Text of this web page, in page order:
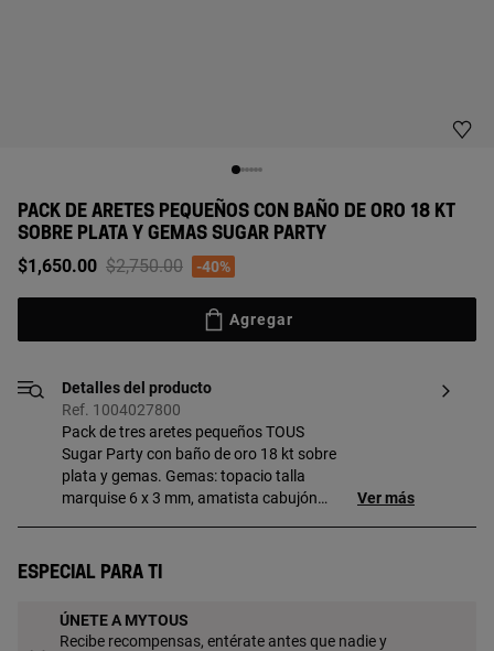
PACK DE ARETES PEQUEÑOS CON BAÑO DE ORO 18 KT
SOBRE PLATA Y GEMAS SUGAR PARTY
$1,650.00 Price reduced from
$2,750.00to-40%
Agregar
Detalles del producto
Ref. 1004027800
Pack de tres aretes pequeños TOUS
Sugar Party con baño de oro 18 kt sobre
plata y gemas. Gemas: topacio talla
marquise 6 x 3 mm, amatista cabujón
de primera ley con baño de oro de 18 a
garantiza una mayor durabilidad de la
joya.
Ver más
Especial para ti
ÚNETE A MYTOUS
Recibe recompensas, entérate antes que nadie y